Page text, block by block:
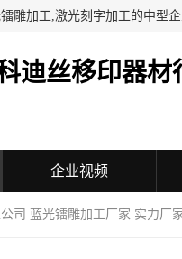
雕加工,激光刻字加工的中型
迪丝移印器材
企业视频
司 蓝光镭雕加工厂家 实力厂